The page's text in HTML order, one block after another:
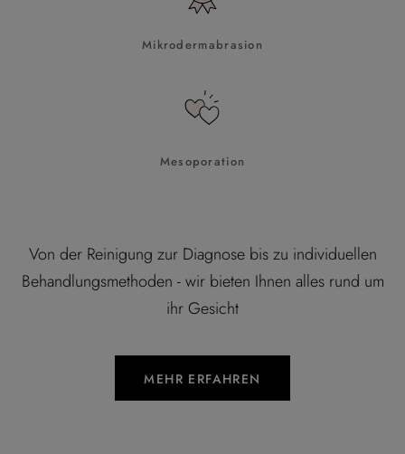
Mikrodermabrasion
Mesoporation
Von der Reinigung zur Diagnose bis zu individuellen
Behandlungsmethoden - wir bieten Ihnen alles rund um
ihr Gesicht
MEHR ERFAHREN